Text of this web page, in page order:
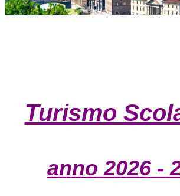
Turismo
anno 2026 -